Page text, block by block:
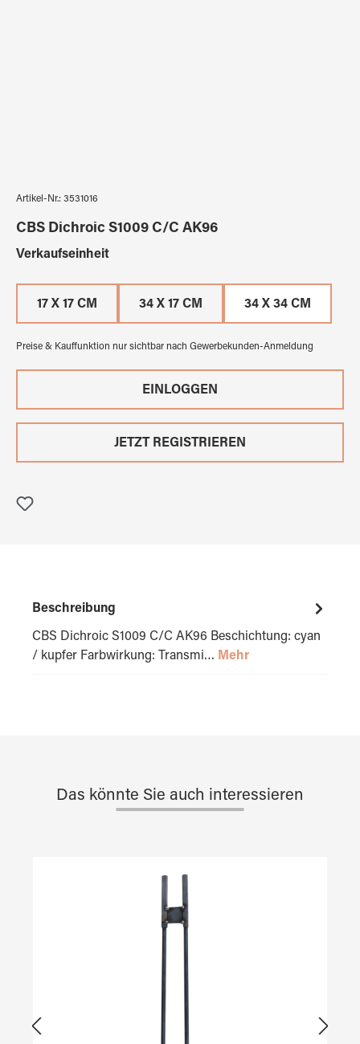
Artikel-Nr.: 3531016
CBS Dichroic S1009 C/C AK96
Verkaufseinheitauswählen
17 X 17 CM 34 X 17 CM 34 X 34 CM
Preise & Kauffunktion nur sichtbar nach Gewerbekunden-Anmeldung
EINLOGGEN
JETZT REGISTRIEREN
Beschreibung
CBS Dichroic S1009 C/C AK96 Beschichtung: cyan
/ kupfer Farbwirkung: Transmi… Mehr
Das könnte Sie auch interessieren